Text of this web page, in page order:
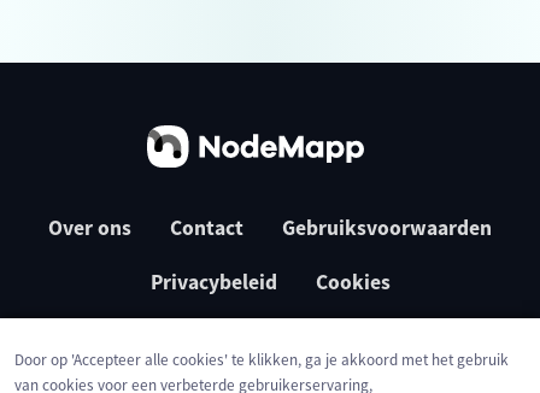
Over ons Contact Gebruiksvoorwaarden
Privacybeleid Cookies
Door op 'Accepteer alle cookies' te klikken, ga je akkoord met het gebruik
van cookies voor een verbeterde gebruikerservaring,